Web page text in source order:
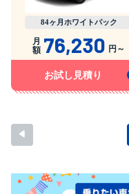
84ヶ月ホワイトパック
月
額 76,230 円～
お試し見積り